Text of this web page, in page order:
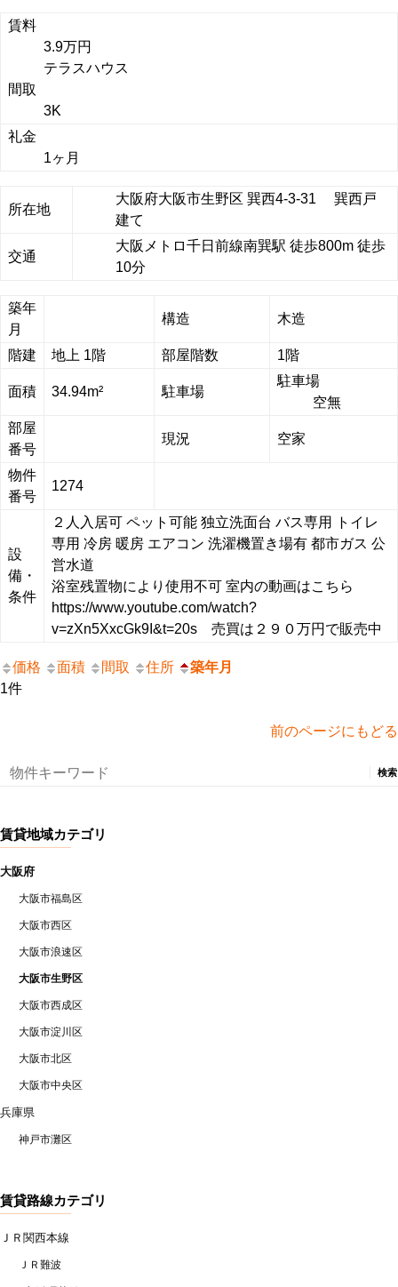
賃料
3.9万円
テラスハウス
間取
3K
礼金
1ヶ月
所在地
大阪府大阪市生野区 巽西4-3-31 巽西戸
建て
交通
大阪メトロ千日前線南巽駅 徒歩800m 徒歩
10分
築年
月
構造 木造
階建 地上 1階 部屋階数 1階
面積 34.94m² 駐車場
駐車場
空無
部屋
番号
現況 空家
物件
番号
1274
設
備・
条件
２人入居可 ペット可能 独立洗面台 バス専用
トイレ
専用 冷房 暖房 エアコン 洗濯機置き場有 都市ガス 公
営水道
浴室残置物により使用不可 室内の動画はこちら
https://www.youtube.com/watch?
v=zXn5XxcGk9I&t=20s 売買は２９０万円で販売中
価格 面積 間取 住所
築年月
1件
前のページにもどる
検
賃貸地域カテゴリ
大阪府
大阪市福島区
大阪市西区
大阪市浪速区
大阪市生野区
大阪市西成区
大阪市淀川区
大阪市北区
大阪市中央区
兵庫県
神戸市灘区
賃貸路線カテゴリ
ＪＲ関西本線
ＪＲ難波